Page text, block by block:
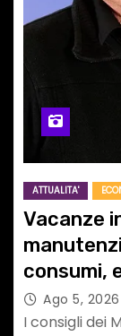
ATTUALITA'
Vacanze
consumi,
Ago 5, 2026
I consigli dei